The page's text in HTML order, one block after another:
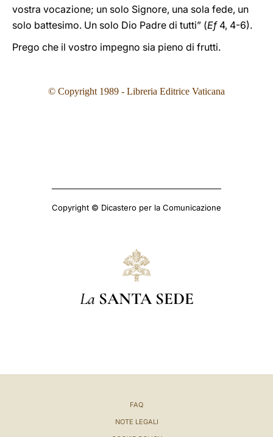
vostra vocazione; un solo Signore, una sola fede, un
solo battesimo. Un solo Dio Padre di tutti” (Ef4, 4-6).
Prego che il vostro impegno sia pieno di frutti.
© Copyright 1989 - Libreria Editrice Vaticana
Copyright © Dicastero per la Comunicazione
La SANTA SEDE
FAQ
NOTE LEGALI